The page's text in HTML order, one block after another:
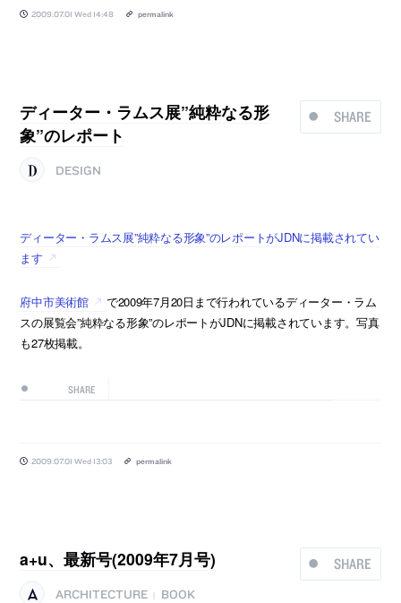
2009.07.01 Wed 14:48 permalink
SHARE
ディーター・ラムス展”純粋なる形
象”のレポート
DESIGN
ディーター・ラムス展”純粋なる形象”のレポートがJDNに掲載されてい
ます
府中市美術館
で2009年7月20日まで行われているディーター・ラム
スの展覧会”純粋なる形象”のレポートがJDNに掲載されています。写真
も27枚掲載。
SHARE
2009.07.01 Wed 13:03 permalink
SHARE
a+u、最新号(2009年7月号)
ARCHITECTURE BOOK